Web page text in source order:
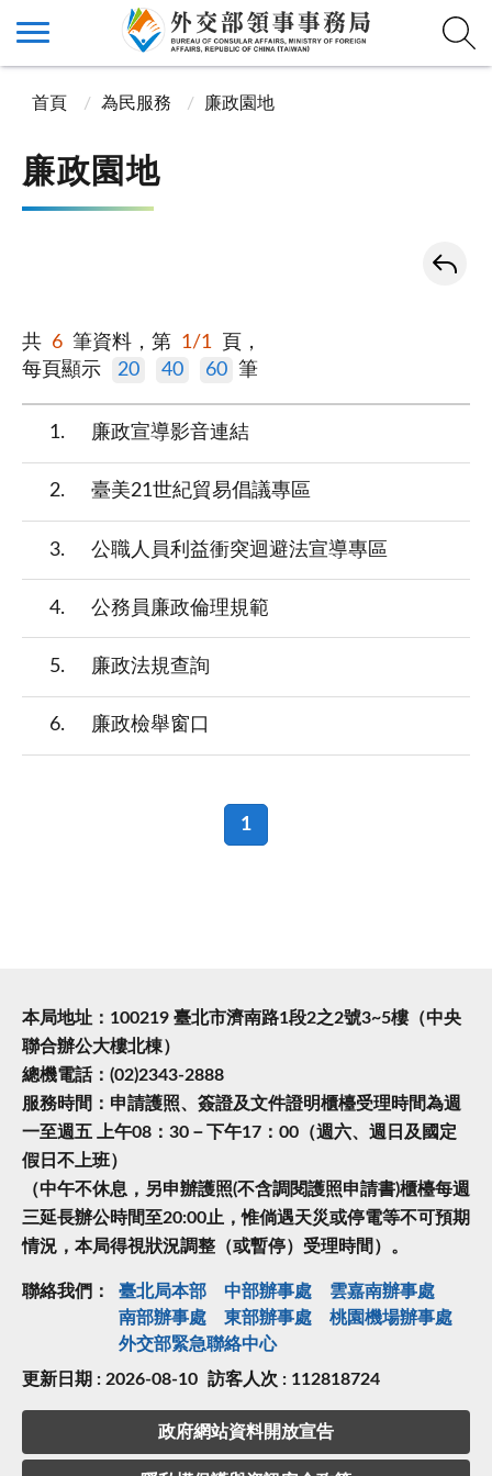
首頁 為民服務 廉政園地
廉政園地
共 6 筆資料，第 1/1
頁，
每頁顯示
20 40 60 筆
1 廉政宣導影音連結
2 臺美21世紀貿易倡議專區
3 公職人員利益衝突迴避法宣導專區
4 公務員廉政倫理規範
5 廉政法規查詢
6 廉政檢舉窗口
1
本局地址：100219 臺北市濟南路1段2之2號3~5樓（中央
聯合辦公大樓北棟）
總機電話：(02)2343-2888
服務時間：申請護照、簽證及文件證明櫃檯受理時間為週
一至週五 上午08：30－下午17：00（週六、週日及國定
假日不上班）
（中午不休息，另申辦護照(不含調閱護照申請書)櫃檯每週
三延長辦公時間至20:00止，惟倘遇天災或停電等不可預期
情況，本局得視狀況調整（或暫停）受理時間）。
聯絡我們： 臺北局本部 中部辦事處
雲嘉南辦事處
南部辦事處
東部辦事處
桃園機場辦事處
外交部緊急聯絡中⼼
更新日期 : 2026-08-10 訪客人次 : 112818724
政府網站資料開放宣告